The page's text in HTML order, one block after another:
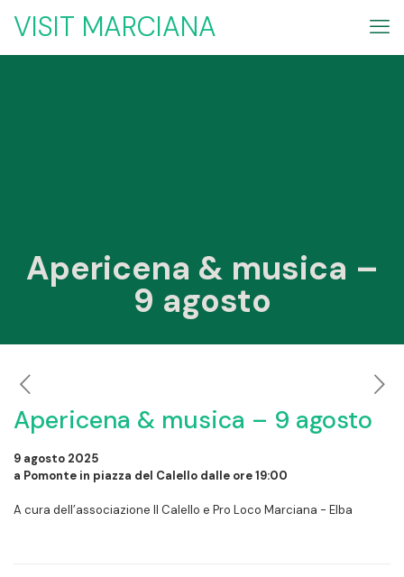
VISIT MARCIANA
Apericena & musica –
9 agosto
Apericena & musica – 9 agosto
9 agosto 2025
a Pomonte in piazza del Calello dalle ore 19:00
A cura dell’associazione Il Calello e Pro Loco Marciana - Elba